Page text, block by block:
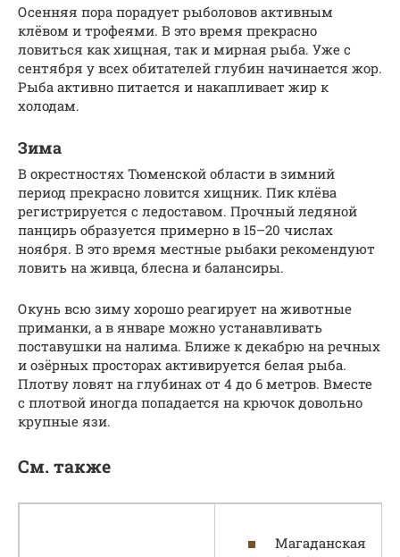
Осенняя пора порадует рыболовов активным
клёвом и трофеями. В это время прекрасно
ловиться как хищная, так и мирная рыба. Уже с
сентября у всех обитателей глубин начинается жор.
Рыба активно питается и накапливает жир к
холодам.
Зима
В окрестностях Тюменской области в зимний
период прекрасно ловится хищник. Пик клёва
регистрируется с ледоставом. Прочный ледяной
панцирь образуется примерно в 15–20 числах
ноября. В это время местные рыбаки рекомендуют
ловить на живца, блесна и балансиры.
Окунь всю зиму хорошо реагирует на животные
приманки, а в январе можно устанавливать
поставушки на налима. Ближе к декабрю на речных
и озёрных просторах активируется белая рыба.
Плотву ловят на глубинах от 4 до 6 метров. Вместе
с плотвой иногда попадается на крючок довольно
крупные язи.
См. также
Магаданская